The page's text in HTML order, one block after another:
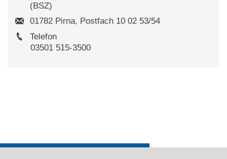
(BSZ)
01782 Pirna, Postfach 10 02 53/54
Telefon
03501 515-3500